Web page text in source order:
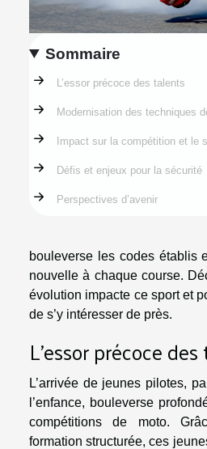
Sommaire
L’essor précoce des talents
Modernisation des techniques
Impact sur la compétition et le
Défis et enjeux pour la sécurité
Perspectives d’avenir
bouleverse les codes établis
nouvelle à chaque course.
évolution impacte ce sport et
de s’y intéresser de près.
L’essor précoce
L’arrivée de jeunes pilotes,
l’enfance, bouleverse
compétitions de moto.
formation structurée, ces